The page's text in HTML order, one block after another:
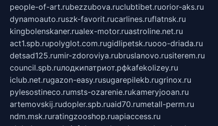
people-of-art.rubezzubova.ruclubtibet.ruorior-aks.ru
dynamoauto.ruszk-favorit.rucarlines.ruflatnsk.ru
kingbolenskaner.rualex-motor.ruastroline.net.ru
act1.spb.rupolyglot.com.rugidlipetsk.ruooo-driada.ru
detsad125.rumir-zdoroviya.rubruslanovo.rusiterem.ru
council.spb.ruлодкипатриот.рфkafekolizey.ru
iclub.net.rugazon-easy.rusugarepilekb.rugrinox.ru
pylesostineco.rumsts-ozarenie.rukameryjooan.ru
artemovskij.rudopler.spb.ruaid70.rumetall-perm.ru
ndm.msk.ruratingzooshop.ruapiaccess.ru